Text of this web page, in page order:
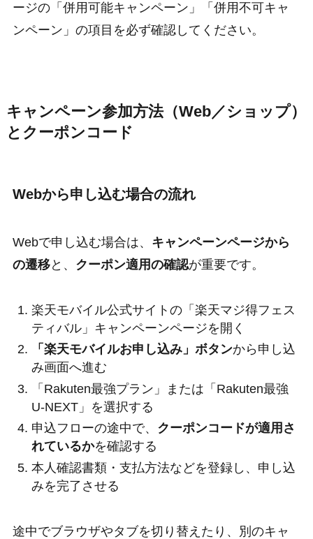
ージの「併用可能キャンペーン」「併用不可キャ
ンペーン」の項目を必ず確認してください。
キャンペーン参加方法（Web／ショップ）
とクーポンコード
Webから申し込む場合の流れ
Webで申し込む場合は、 キャンペーンページから
の遷移と、 クーポン適用の確認が重要です。
楽天モバイル公式サイトの「楽天マジ得フェス
ティバル」キャンペーンページを開く
「楽天モバイルお申し込み」ボタンから申し込
み画面へ進む
「Rakuten最強プラン」または「Rakuten最強
U-NEXT」を選択する
申込フローの途中で、 クーポンコードが適用さ
れているかを確認する
本人確認書類・支払方法などを登録し、申し込
みを完了させる
途中でブラウザやタブを切り替えたり、別のキャ